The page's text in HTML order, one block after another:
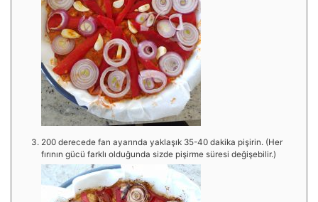
200 derecede fan ayarında yaklaşık 35-40 dakika pişirin. (Her
fırının gücü farklı olduğunda sizde pişirme süresi değişebilir.)